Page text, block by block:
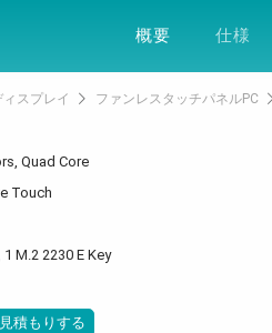
ソリューション
概要 仕様
スプレイ ファンレスタッチパネルPC
Quad Core
Touch
M.2 2230 E Key
積もりする